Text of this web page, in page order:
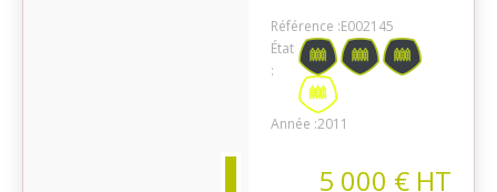
Référence :E002145
État
:
Année :2011
5 000 € HT